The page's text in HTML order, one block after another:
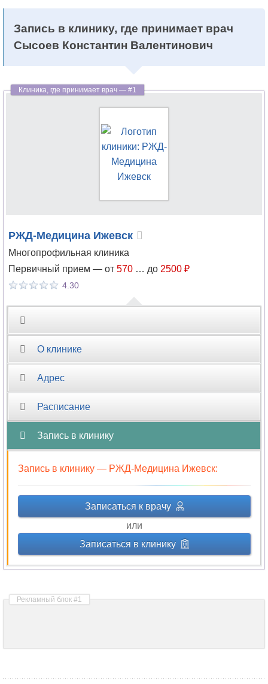
Запись в клинику, где принимает врач
Сысоев Константин Валентинович
РЖД-Медицина Ижевск
Многопрофильная клиника
Первичный прием — от 570 … до 2500 ₽
4.30
О клинике
Адрес
Расписание
Запись в клинику
Запись в клинику — РЖД-Медицина Ижевск:
Записаться к врачу
или
Записаться в клинику